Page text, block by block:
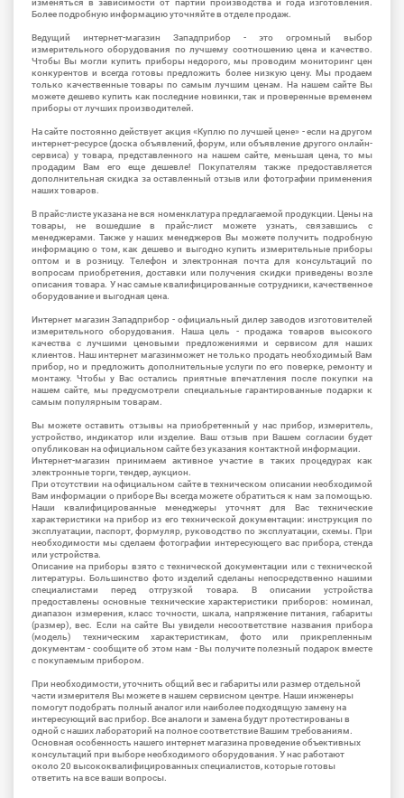
изменяться в зависимости от партии производства и года изготовления.
Более подробную информацию уточняйте в отделе продаж.
Ведущий интернет-магазин Западприбор - это огромный выбор
измерительного оборудования по лучшему соотношению цена и качество.
Чтобы Вы могли купить приборы недорого, мы проводим мониторинг цен
конкурентов и всегда готовы предложить более низкую цену. Мы продаем
только качественные товары по самым лучшим ценам. На нашем сайте Вы
можете дешево купить как последние новинки, так и проверенные временем
приборы от лучших производителей.
На сайте постоянно действует акция «Куплю по лучшей цене» - если на другом
интернет-ресурсе (доска объявлений, форум, или объявление другого онлайн-
сервиса) у товара, представленного на нашем сайте, меньшая цена, то мы
продадим Вам его еще дешевле! Покупателям также предоставляется
дополнительная скидка за оставленный отзыв или фотографии применения
наших товаров.
В прайс-листе указана не вся номенклатура предлагаемой продукции. Цены на
товары, не вошедшие в прайс-лист можете узнать, связавшись с
менеджерами. Также у наших менеджеров Вы можете получить подробную
информацию о том, как дешево и выгодно купить измерительные приборы
оптом и в розницу. Телефон и электронная почта для консультаций по
вопросам приобретения, доставки или получения скидки приведены возле
описания товара. У нас самые квалифицированные сотрудники, качественное
оборудование и выгодная цена.
Интернет магазин Западприбор - официальный дилер заводов изготовителей
измерительного оборудования. Наша цель - продажа товаров высокого
качества с лучшими ценовыми предложениями и сервисом для наших
клиентов. Наш интернет магазинможет не только продать необходимый Вам
прибор, но и предложить дополнительные услуги по его поверке, ремонту и
монтажу. Чтобы у Вас остались приятные впечатления после покупки на
нашем сайте, мы предусмотрели специальные гарантированные подарки к
самым популярным товарам.
Вы можете оставить отзывы на приобретенный у нас прибор, измеритель,
устройство, индикатор или изделие. Ваш отзыв при Вашем согласии будет
опубликован на официальном сайте без указания контактной информации.
Интернет-магазин принимаем активное участие в таких процедурах как
электронные торги, тендер, аукцион.
При отсутствии на официальном сайте в техническом описании необходимой
Вам информации о приборе Вы всегда можете обратиться к нам за помощью.
Наши квалифицированные менеджеры уточнят для Вас технические
характеристики на прибор из его технической документации: инструкция по
эксплуатации, паспорт, формуляр, руководство по эксплуатации, схемы. При
необходимости мы сделаем фотографии интересующего вас прибора, стенда
или устройства.
Описание на приборы взято с технической документации или с технической
литературы. Большинство фото изделий сделаны непосредственно нашими
специалистами перед отгрузкой товара. В описании устройства
предоставлены основные технические характеристики приборов: номинал,
диапазон измерения, класс точности, шкала, напряжение питания, габариты
(размер), вес. Если на сайте Вы увидели несоответствие названия прибора
(модель) техническим характеристикам, фото или прикрепленным
документам - сообщите об этом нам - Вы получите полезный подарок вместе
с покупаемым прибором.
При необходимости, уточнить общий вес и габариты или размер отдельной
части измерителя Вы можете в нашем сервисном центре. Наши инженеры
помогут подобрать полный аналог или наиболее подходящую замену на
интересующий вас прибор. Все аналоги и замена будут протестированы в
одной с наших лабораторий на полное соответствие Вашим требованиям.
Основная особенность нашего интернет магазина проведение объективных
консультаций при выборе необходимого оборудования. У нас работают
около 20 высококвалифицированных специалистов, которые готовы
ответить на все ваши вопросы.